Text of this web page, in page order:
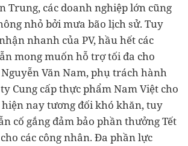
Trung, các doanh nghiệp lớn cũng
nhỏ bởi mưa bão lịch sử. Tuy
nhanh của PV, hầu hết các
mong muốn hỗ trợ tối đa cho
Văn Nam, phụ trách hành
Cung cấp thực phẩm Nam Việt cho
nay tương đối khó khăn, tuy
cố gắng đảm bảo phần thưởng Tết
các công nhân. Đa phần lực